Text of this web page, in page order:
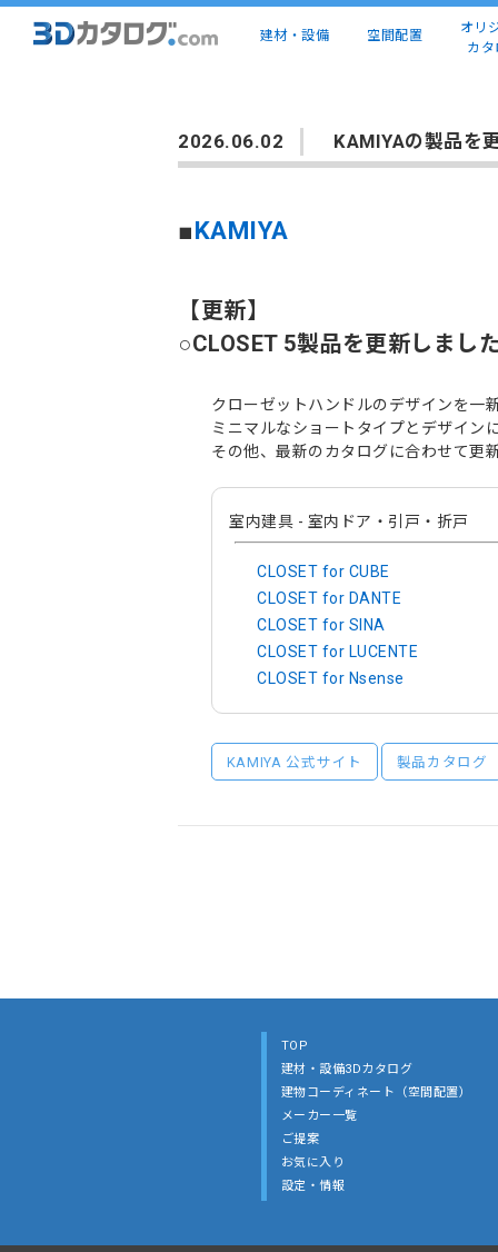
建材・設備 空間配置
オリ
カタ
2026.06.02 KAMIYAの製品を
■KAMIYA
【更新】
○CLOSET 5製品を更新しまし
クローゼットハンドルのデザインを一
ミニマルなショートタイプとデザイン
その他、最新のカタログに合わせて更
室内建具 - 室内ドア・引戸・折戸
CLOSET for CUBE
CLOSET for DANTE
CLOSET for SINA
CLOSET for LUCENTE
CLOSET for Nsense
KAMIYA 公式サイト 製品カタログ
TOP
建材・設備3Dカタログ
建物コーディネート（空間配置）
メーカー一覧
ご提案
お気に入り
設定・情報